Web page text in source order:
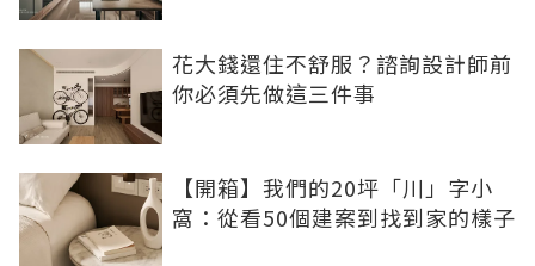
花大錢還住不舒服？諮詢設計師前
你必須先做這三件事
【開箱】我們的20坪「川」字小
窩：從看50個建案到找到家的樣子